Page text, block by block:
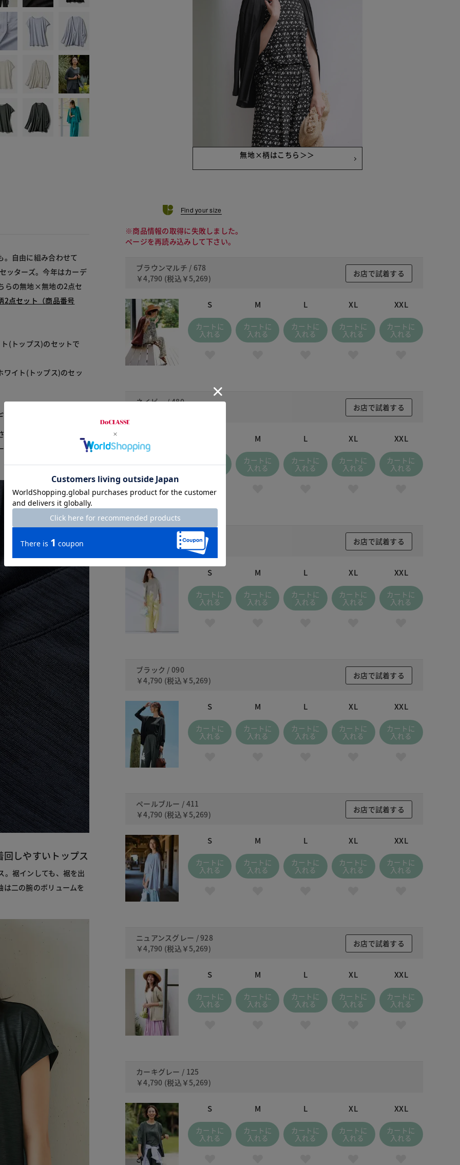
。自由に組み合わせて
ッターズ。今年はカーデ
らの無地×無地の2点セ
2点セット（商品番号
(トップス)のセットで
イト(トップス)のセッ
ガン
りと羽織れるカーディ
プでほっそり着こなせる
しやすいトップス
。裾インしても、裾を出
は二の腕のボリュームを
無地×柄はこちら＞＞
Find your size
※商品情報の取得に失敗しました。
ページを再読み込みして下さい。
ブラウンマルチ / 678
￥4,790 (税込 ￥5,269)
お店で試着する
S
カートに
入れる
M
カートに
入れる
L
カートに
入れる
XL
カートに
入れる
XXL
カートに
入れる
ネイビー / 480
お店で試着する
入れる
M
カートに
入れる
L
カートに
入れる
XL
カートに
入れる
XXL
カートに
入れる
ライトグレー / 030
(税込￥5,269
お店で試着する
S
カートに
入れる
M
カートに
入れる
L
カートに
入れる
XL
カートに
入れる
XXL
カートに
入れる
ブラック / 090
￥4,790 (税込 ￥5,269)
お店で試着する
S
カートに
入れる
M
カートに
入れる
L
カートに
入れる
XL
カートに
入れる
XXL
カートに
入れる
ペールブルー / 411
￥4,790 (税込 ￥5,269)
お店で試着する
S
カートに
入れる
M
カートに
入れる
L
カートに
入れる
XL
カートに
入れる
XXL
カートに
入れる
ニュアンスグレー / 928
￥4,790 (税込 ￥5,269)
お店で試着する
S
カートに
入れる
M
カートに
入れる
L
カートに
入れる
XL
カートに
入れる
XXL
カートに
入れる
カーキグレー / 125
￥4,790 (税込 ￥5,269)
S
カートに
入れる
M
カートに
入れる
L
カートに
入れる
XL
カートに
入れる
XXL
カートに
入れる